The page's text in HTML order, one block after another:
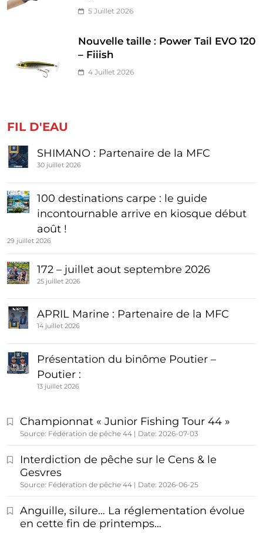
5 Juillet 2026
Nouvelle taille : Power Tail EVO 120
– Fiiish
4 Juillet 2026
FIL D'EAU
SHIMANO : Partenaire de la MFC
30 juillet 2026
100 destinations carpe : le guide
incontournable arrive en kiosque début
août !
29 juillet 2026
172 – juillet aout septembre 2026
25 juillet 2026
APRIL Marine : Partenaire de la MFC
14 juillet 2026
Présentation du binôme Poutier –
Poutier :
13 juillet 2026
Championnat « Junior Fishing Tour 44 »
Source: Fédération de pêche 44 Date: 2026-07-03
Interdiction de pêche sur le Cens & le
Gesvres
Source: Fédération de pêche 44 Date: 2026-06-25
Anguille, silure… La réglementation évolue
en cette fin de printemps…